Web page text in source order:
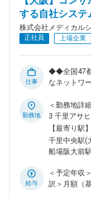
する自社シス
株式会社メディカル
正社員 上場企業
仕事
◆◆全国47都
なネットワ
「経営支援
ン ◆単なる
面から向き
内容 医薬品
営サポート
「支払い業
存在します
勤務地
＜勤務地詳
3 千里アサ
大阪急行線
範囲：会社
【最寄り駅】
千里中央駅(
船場阪大前駅
給与
＜予定年収
訳＞月額（